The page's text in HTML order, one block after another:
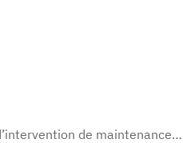
de maintenance…